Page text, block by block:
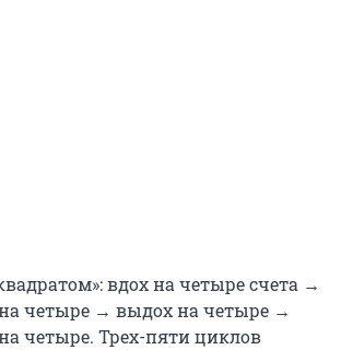
вдох на четыре счета →
четыре → выдох на четыре →
четыре. Трех-пяти циклов